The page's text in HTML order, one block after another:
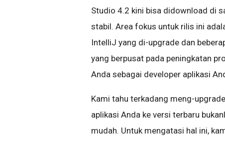
Studio 4.2 kini bisa didownload di
stabil. Area fokus untuk rilis ini
IntelliJ yang di-upgrade dan
yang berpusat pada peningkatan
Anda sebagai developer aplikasi
Kami tahu terkadang meng-
aplikasi Anda ke versi terbaru
mudah. Untuk mengatasi hal ini,